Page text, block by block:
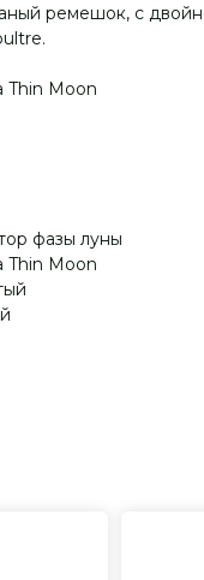
ремешок, с
Thin Moon
фазы луны
Thin Moon